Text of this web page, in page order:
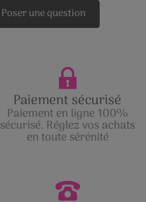
Poser une question
Paiement sécurisé
Paiement en ligne 100%
sécurisé. Réglez vos achats
en toute sérénité